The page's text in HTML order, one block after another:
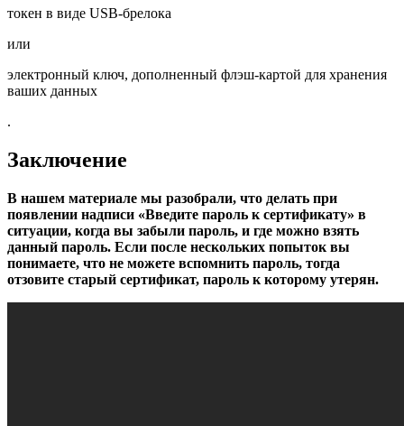
токен в виде USB-брелока
или
электронный ключ, дополненный флэш-картой для хранения
ваших данных
.
Заключение
В нашем материале мы разобрали, что делать при
появлении надписи «Введите пароль к сертификату» в
ситуации, когда вы забыли пароль, и где можно взять
данный пароль. Если после нескольких попыток вы
понимаете, что не можете вспомнить пароль, тогда
отзовите старый сертификат, пароль к которому утерян.